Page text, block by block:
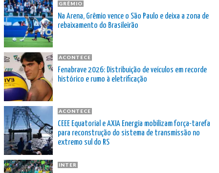
GRÊMIO
Na Arena, Grêmio vence o São Paulo e deixa a zona de
rebaixamento do Brasileirão
ACONTECE
Fenabrave 2026: Distribuição de veículos em recorde
histórico e rumo à eletrificação
ACONTECE
CEEE Equatorial e AXIA Energia mobilizam força-tarefa
para reconstrução do sistema de transmissão no
extremo sul do RS
INTER